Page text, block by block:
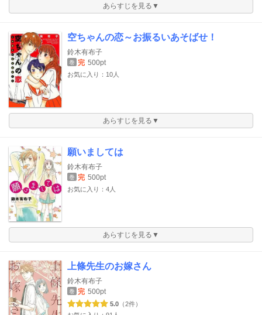
あらすじを見る▼
空ちゃんの恋～お振るいあそばせ！
鈴木有布子
巻 完 500pt
お気に入り：10人
あらすじを見る▼
願いましては
鈴木有布子
巻 完 500pt
お気に入り：4人
あらすじを見る▼
上條先生のお嫁さん
鈴木有布子
巻 完 500pt
5.0 （2件）